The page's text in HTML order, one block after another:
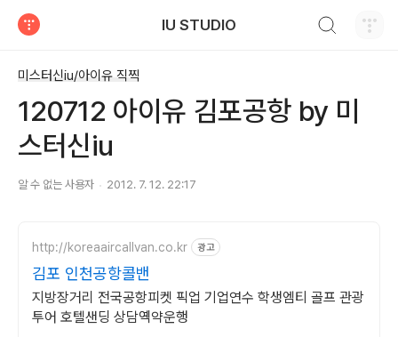
IU STUDIO
미스터신iu/아이유 직찍
120712 아이유 김포공항 by 미
스터신iu
알 수 없는 사용자 2012. 7. 12. 22:17
http://koreaaircallvan.co.kr 광고
김포 인천공항콜밴
지방장거리 전국공항피켓 픽업 기업연수 학생엠티 골프 관광
투어 호텔샌딩 상담옉약운행